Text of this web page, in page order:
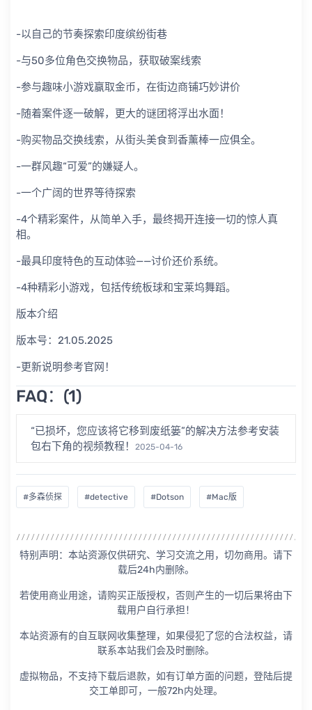
-以自己的节奏探索印度缤纷街巷
-与50多位角色交换物品，获取破案线索
-参与趣味小游戏赢取金币，在街边商铺巧妙讲价
-随着案件逐一破解，更大的谜团将浮出水面！
-购买物品交换线索，从街头美食到香薰棒一应俱全。
-一群风趣“可爱”的嫌疑人。
-一个广阔的世界等待探索
-4个精彩案件，从简单入手，最终揭开连接一切的惊人真
相。
-最具印度特色的互动体验——讨价还价系统。
-4种精彩小游戏，包括传统板球和宝莱坞舞蹈。
版本介绍
版本号：21.05.2025
-更新说明参考官网！
FAQ：(1)
“已损坏，您应该将它移到废纸篓”的解决方法参考安装
包右下角的视频教程！
2025-04-16
#多森侦探 #detective #Dotson #Mac版
特别声明：本站资源仅供研究、学习交流之用，切勿商用。请下
载后24h内删除。
若使用商业用途，请购买正版授权，否则产生的一切后果将由下
载用户自行承担！
本站资源有的自互联网收集整理，如果侵犯了您的合法权益，请
联系本站我们会及时删除。
虚拟物品，不支持下载后退款，如有订单方面的问题，登陆后提
交工单即可，一般72h内处理。